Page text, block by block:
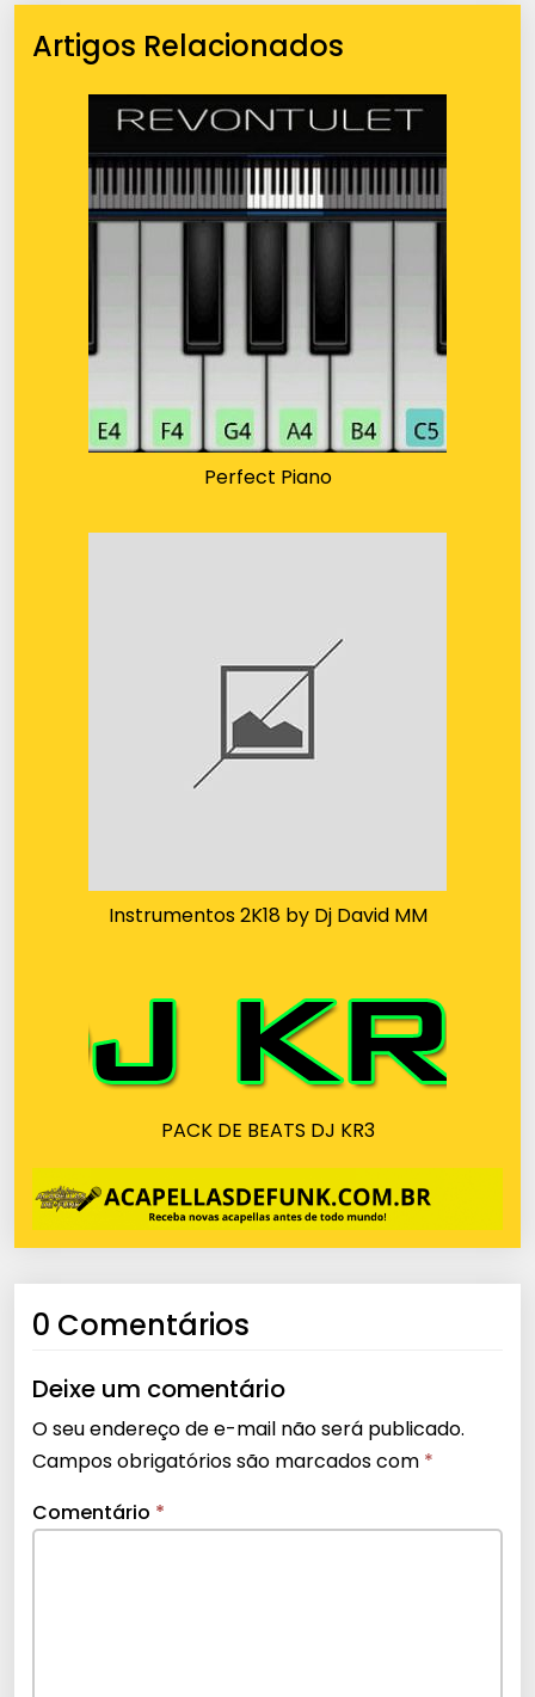
Artigos Relacionados
Perfect Piano
Instrumentos 2K18 by Dj David MM
PACK DE BEATS DJ KR3
0 Comentários
Deixe um comentário
O seu endereço de e-mail não será publicado.
Campos obrigatórios são marcados com *
Comentário *